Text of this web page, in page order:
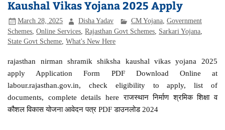
Kaushal Vikas Yojana 2025 Apply
March 28, 2025 Disha Yadav CM Yojana, Government
Schemes ,Online Services ,Rajasthan Govt Schemes Sarkari Yojana
State Govt Scheme ,What's New Here
rajasthan nirman shramik shiksha kaushal vikas yojana 2025
apply Application Form PDF Download Online at
labour.rajasthan.gov.in, check eligibility to apply, list of
documents, complete details here राजस्थान निर्माण श्रमिक शिक्षा व
कौशल विकास योजना आवेदन पत्र PDF डाउनलोड 2024